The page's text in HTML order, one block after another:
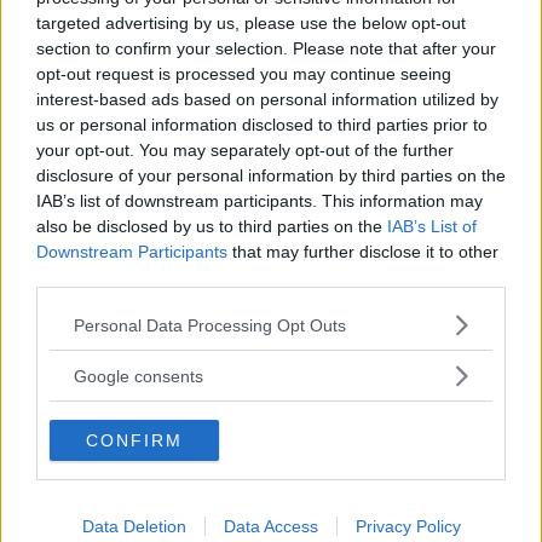
targeted advertising by us, please use the below opt-out
section to confirm your selection. Please note that after your
opt-out request is processed you may continue seeing
interest-based ads based on personal information utilized by
us or personal information disclosed to third parties prior to
your opt-out. You may separately opt-out of the further
disclosure of your personal information by third parties on the
IAB’s list of downstream participants. This information may
also be disclosed by us to third parties on the IAB’s List of
Downstream Participants that may further disclose it to other
Please note that this website/app uses one or more Google
not limited to your visit or usage behaviour. You may click to
use your data for below specified purposes in below Google
consent section.
Personal Data Processing Opt Outs
Google consents
CONFIRM
Data Deletion Data Access Privacy Policy
centrale dominato dall’albero delle
monete.
Continua a leggere dopo la pubblicità
Oltre alla ristorazione, l’Osteria di
Pinocchiosi propone come una fucina
creativa dove i bimbi vengono coinvolti
in attività di laboratorio ispirate alla
manipolazione creativa degli alimenti e
all’espressione teatrale.
A TORINO